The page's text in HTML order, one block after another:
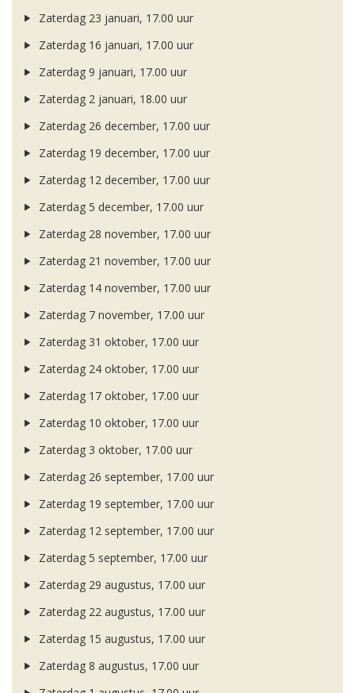
Zaterdag 23 januari, 17.00 uur
Zaterdag 16 januari, 17.00 uur
Zaterdag 9 januari, 17.00 uur
Zaterdag 2 januari, 18.00 uur
Zaterdag 26 december, 17.00 uur
Zaterdag 19 december, 17.00 uur
Zaterdag 12 december, 17.00 uur
Zaterdag 5 december, 17.00 uur
Zaterdag 28 november, 17.00 uur
Zaterdag 21 november, 17.00 uur
Zaterdag 14 november, 17.00 uur
Zaterdag 7 november, 17.00 uur
Zaterdag 31 oktober, 17.00 uur
Zaterdag 24 oktober, 17.00 uur
Zaterdag 17 oktober, 17.00 uur
Zaterdag 10 oktober, 17.00 uur
Zaterdag 3 oktober, 17.00 uur
Zaterdag 26 september, 17.00 uur
Zaterdag 19 september, 17.00 uur
Zaterdag 12 september, 17.00 uur
Zaterdag 5 september, 17.00 uur
Zaterdag 29 augustus, 17.00 uur
Zaterdag 22 augustus, 17.00 uur
Zaterdag 15 augustus, 17.00 uur
Zaterdag 8 augustus, 17.00 uur